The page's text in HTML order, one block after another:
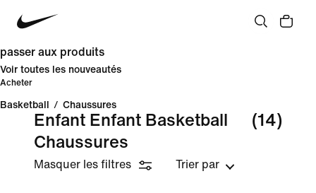
passer aux produits
Voir toutes les nouveautés
Acheter
Basketball / Chaussures
Enfant Enfant Basketball
Chaussures
(14)
Masquer les filtres Trier par